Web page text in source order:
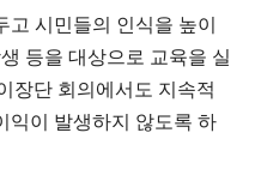
시민들의 인식을 높이
등을 대상으로 교육을 실
장단 회의에서도 지속적
익이 발생하지 않도록 하